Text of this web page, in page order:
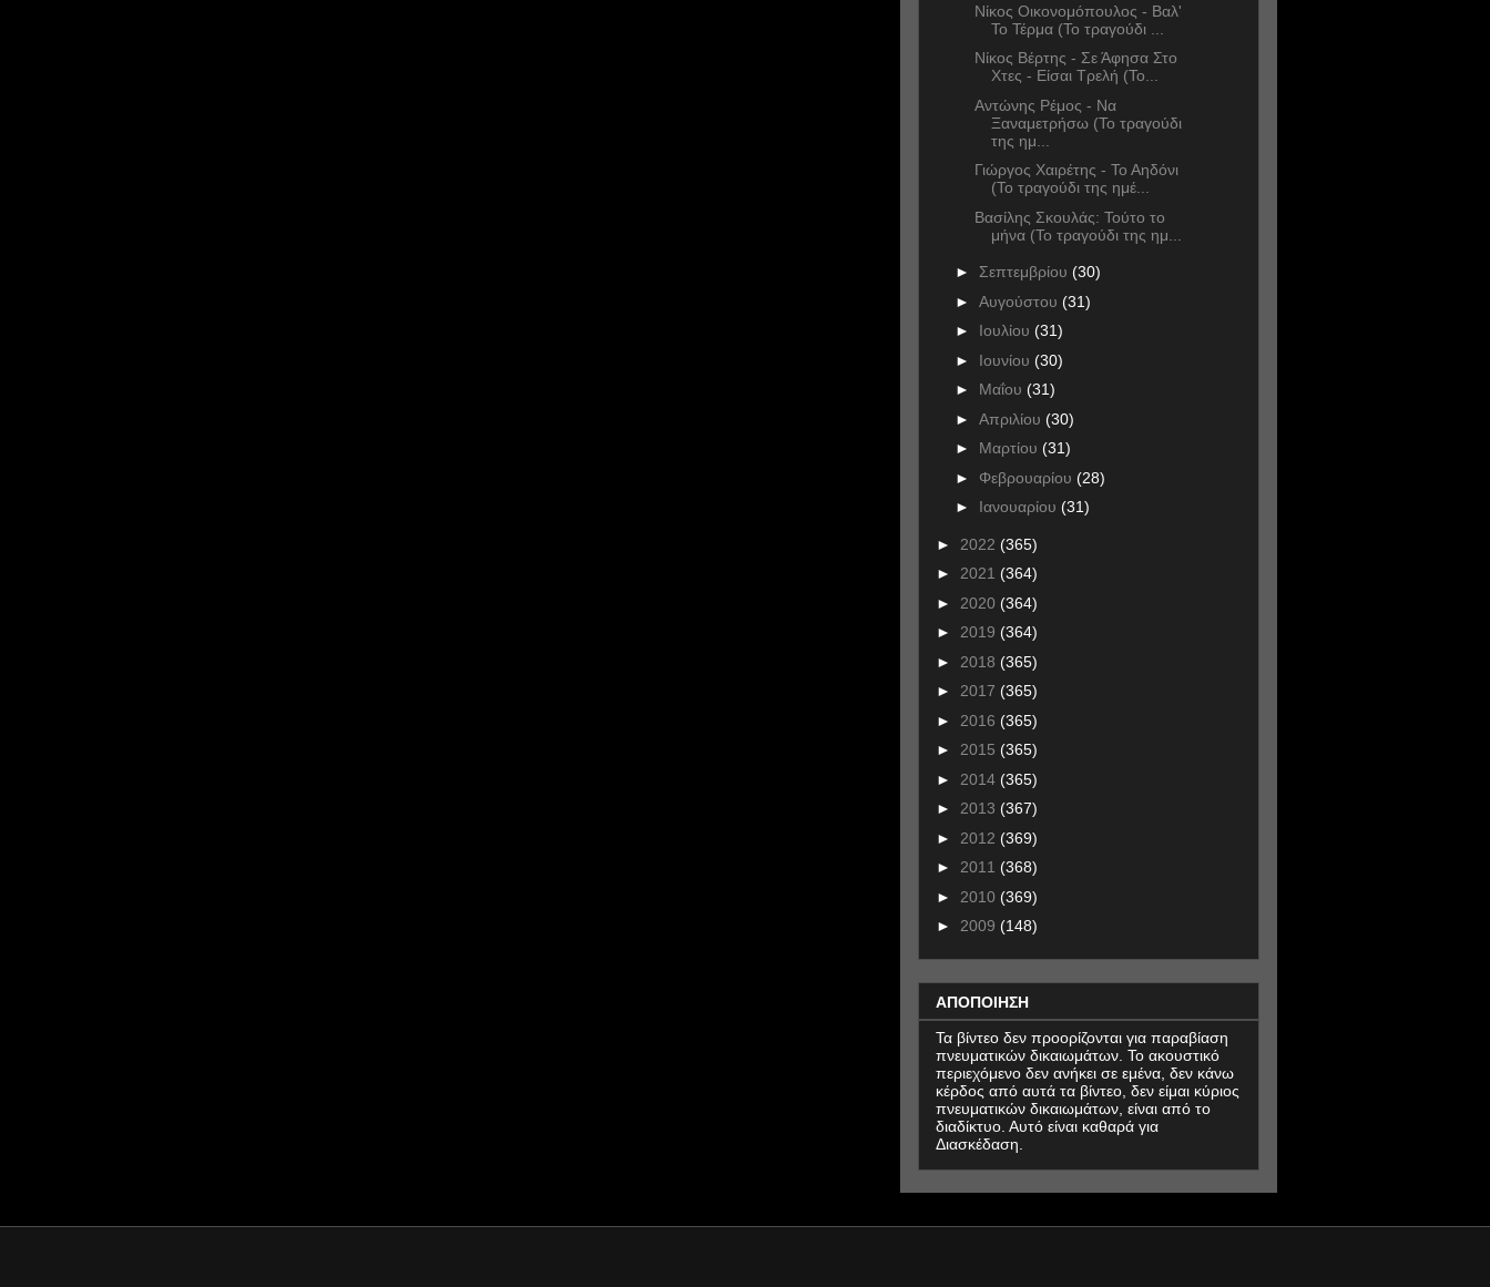
Νίκος Οικονομόπουλος - Βαλ'
Το Τέρμα (Το τραγούδι ...
Νίκος Βέρτης - Σε Άφησα Στο
Χτες - Είσαι Τρελή (Το...
Αντώνης Ρέμος - Να
Ξαναμετρήσω (Το τραγούδι
της ημ...
Γιώργος Χαιρέτης - Το Αηδόνι
(Το τραγούδι της ημέ...
Βασίλης Σκουλάς: Τούτο το
μήνα (Το τραγούδι της ημ...
► Σεπτεμβρίου (30)
► Αυγούστου (31)
► Ιουλίου (31)
► Ιουνίου (30)
► Μαΐου (31)
► Απριλίου (30)
► Μαρτίου (31)
► Φεβρουαρίου (28)
► Ιανουαρίου (31)
► 2022 (365)
► 2021 (364)
► 2020 (364)
► 2019 (364)
► 2018 (365)
► 2017 (365)
► 2016 (365)
► 2015 (365)
► 2014 (365)
► 2013 (367)
► 2012 (369)
► 2011 (368)
► 2010 (369)
► 2009 (148)
ΑΠΟΠΟΙΗΣΗ
Τα βίντεο δεν προορίζονται για παραβίαση
πνευματικών δικαιωμάτων. Το ακουστικό
περιεχόμενο δεν ανήκει σε εμένα, δεν κάνω
κέρδος από αυτά τα βίντεο, δεν είμαι κύριος
πνευματικών δικαιωμάτων, είναι από το
διαδίκτυο. Αυτό είναι καθαρά για
Διασκέδαση.